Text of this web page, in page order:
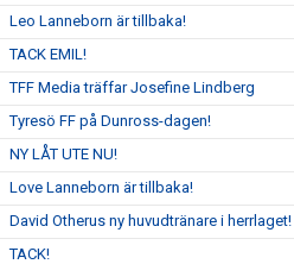
Leo Lanneborn är tillbaka!
TACK EMIL!
TFF Media träffar Josefine Lindberg
Tyresö FF på Dunross-dagen!
NY LÅT UTE NU!
Love Lanneborn är tillbaka!
David Otherus ny huvudtränare i herrlaget!
TACK!